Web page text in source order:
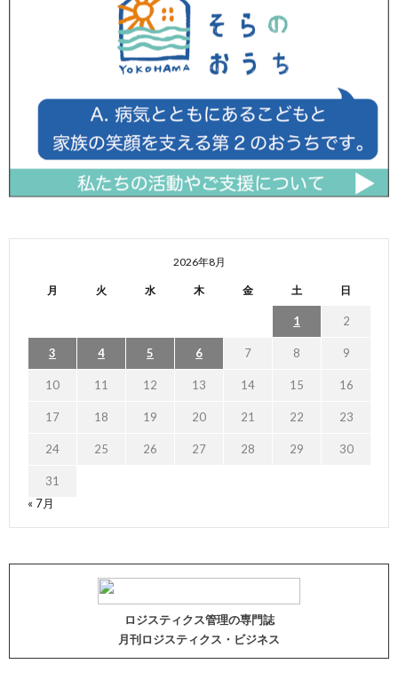
2026年8月
月 火 水 木 金 土 日
1 2
3 4 5 6 7 8 9
10 11 12 13 14 15 16
17 18 19 20 21 22 23
24 25 26 27 28 29 30
31
« 7月
ロジスティクス管理の専門誌
月刊ロジスティクス・ビジネス